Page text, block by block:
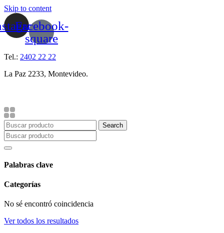
Skip to content
Facebook-
square
Tel.: 2402 22 22
La Paz 2233, Montevideo.
Search
Palabras clave
Categorías
No sé encontró coincidencia
Ver todos los resultados